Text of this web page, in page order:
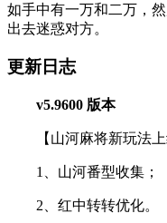
如手中有一万和二万，
出去迷惑对方。
更新日志
v5.9600 版本
【山河麻将新玩法上
1、山河番型收集；
2、红中转转优化。